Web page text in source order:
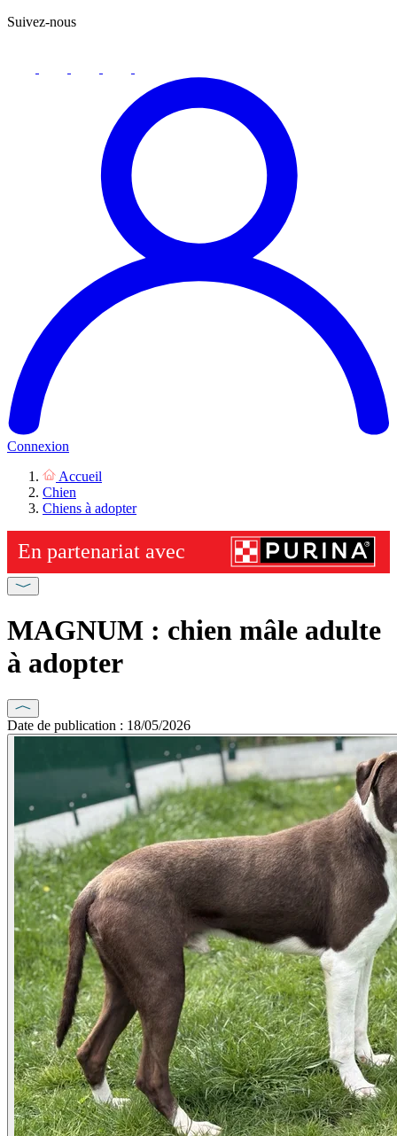
Suivez-nous
Connexion
Accueil
Chien
Chiens à adopter
MAGNUM : chien mâle adulte
à adopter
Date de publication : 18/05/2026